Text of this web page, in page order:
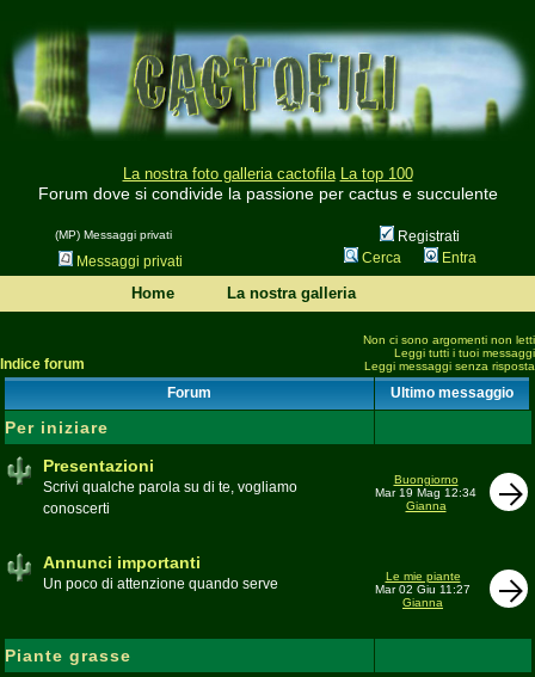
La nostra foto galleria cactofila La top 100
Forum dove si condivide la passione per cactus e succulente
(MP) Messaggi privati
Registrati
Messaggi privati
Cerca Entra
Home La nostra galleria
Indice forum
Non ci sono argomenti non letti
Leggi tutti i tuoi messaggi
Leggi messaggi senza risposta
Forum Ultimo messaggio
Per iniziare
Presentazioni
Scrivi qualche parola su di te, vogliamo
conoscerti
Buongiorno
Mar 19 Mag 12:34
Gianna
Annunci importanti
Un poco di attenzione quando serve
Le mie piante
Mar 02 Giu 11:27
Gianna
Piante grasse